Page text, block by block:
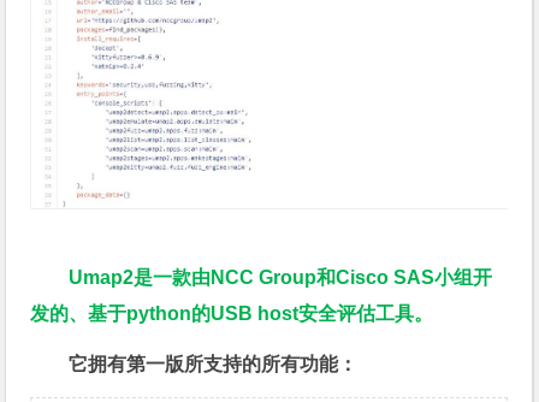
Umap2是一款由NCC Group和Cisco SAS小组开
发的、基于python的USB host安全评估工具。
它拥有第一版所支持的所有功能：